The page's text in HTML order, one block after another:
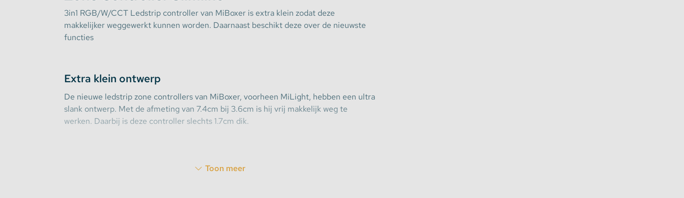
WLED Compatible
3in1 RGB/W/CCT Ledstrip controller van MiBoxer is extra klein zodat deze
makkelijker weggewerkt kunnen worden. Daarnaast beschikt deze over de nieuwste
functies
Extra klein ontwerp
De nieuwe ledstrip zone controllers van MiBoxer, voorheen MiLight, hebben een ultra
slank ontwerp. Met de afmeting van 7.4cm bij 3.6cm is hij vrij makkelijk weg te
werken. Daarbij is deze controller slechts 1.7cm dik.
Automatische Synchronisatie en zendbereik
Toon meer